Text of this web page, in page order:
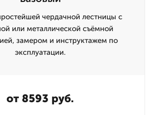
чердачной лестницы с
или металлической съёмной
замером и инструктажем по
эксплуатации.
от 8593 руб.